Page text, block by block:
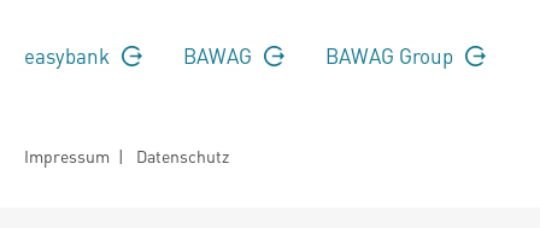
easybank BAWAG BAWAG Group
Impressum | Datenschutz